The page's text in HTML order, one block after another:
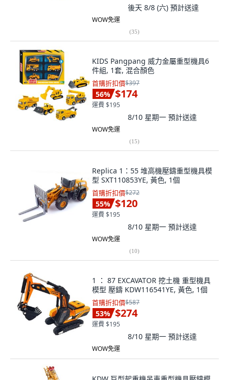
後天 8/8 (六) 預計送達
WOW免運
(35)
KIDS Pangpang 威力金屬重型機具6
件組, 1套, 混合顏色
首購折扣價$397
56% $174
運費 $195
8/10 星期一 預計送達
WOW免運
(15)
Replica 1：55 堆高機壓鑄重型機具模
型 SXT110853YE, 黃色, 1個
首購折扣價$272
55% $120
運費 $195
8/10 星期一 預計送達
WOW免運
(10)
1 ： 87 EXCAVATOR 挖土機 重型機具
模型 壓鑄 KDW116541YE, 黃色, 1個
首購折扣價$587
53% $274
運費 $195
8/10 星期一 預計送達
WOW免運